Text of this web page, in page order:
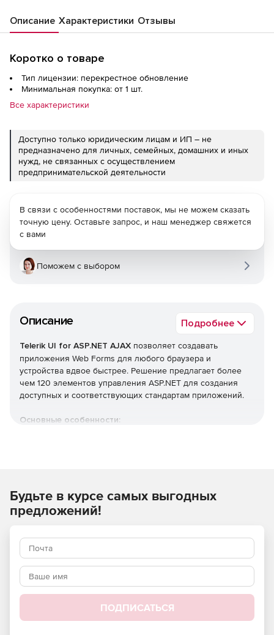
Описание Характеристики Отзывы
Коротко о товаре
Тип лицензии: перекрестное обновление
Минимальная покупка: от 1 шт.
Все характеристики
Доступно только юридическим лицам и ИП – не
предназначено для личных, семейных, домашних и иных
нужд, не связанных с осуществлением
предпринимательской деятельности
Описание Подробнее
Telerik UI for ASP.NET AJAX позволяет создавать
приложения Web Forms для любого браузера и
устройства вдвое быстрее. Решение предлагает более
чем 120 элементов управления ASP.NET для создания
доступных и соответствующих стандартам приложений.
Основные особенности:
Интеграция с SharePoint. Быстрое создание изящных
и простых в настройке решений для SharePoint.
Полный набор функций и элементов управления. 120+
Безупречный пользовательский интерфейс на всех
устройствах и в браузерах.
В связи с особенностями поставок, мы не можем сказать
точную цену. Оставьте запрос, и наш менеджер свяжется
с вами
Поможем с выбором
Будьте в курсе самых выгодных
предложений!
ПОДПИСАТЬСЯ